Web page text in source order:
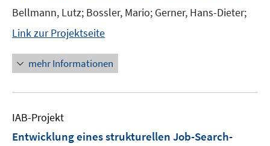
Bellmann, Lutz; Bossler, Mario; Gerner, Hans-Dieter;
Link zur Projektseite
mehr Informationen
IAB-Projekt
Entwicklung eines strukturellen Job-Search-